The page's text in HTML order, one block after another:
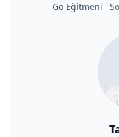
Go Eğitmeni